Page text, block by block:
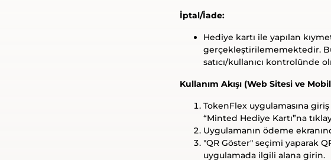
İptal/İade:
Hediye kartı ile yapılan
gerçekleştirilememektedir.
satıcı/kullanıcı kontrolünde
Kullanım Akışı (Web Sitesi ve
TokenFlex uygulamasına
“Minted Hediye Kartı”na
Uygulamanın ödeme
"QR Göster" seçimi yaparak
uygulamada ilgili alana girin.